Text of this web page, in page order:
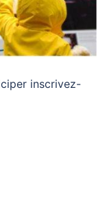
inscrivez-